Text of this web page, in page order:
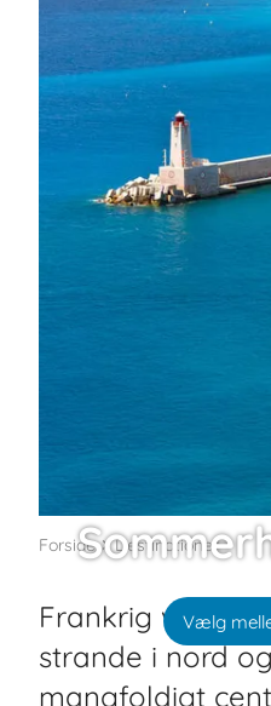
Vælg
Forside Destinationer
Frankrig viser
strande i nord
mangfoldigt